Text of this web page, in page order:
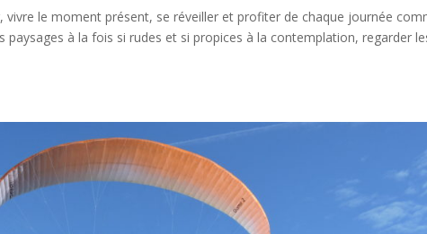
vivre le moment présent, se réveiller et profiter de chaque journée
paysages à la fois si rudes et si propices à la contemplation, regarder